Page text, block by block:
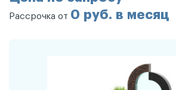
Рассрочка от 0 руб. в месяц